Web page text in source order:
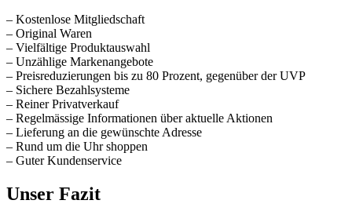
– Kostenlose Mitgliedschaft
– Original Waren
– Vielfältige Produktauswahl
– Unzählige Markenangebote
– Preisreduzierungen bis zu 80 Prozent, gegenüber der UVP
– Sichere Bezahlsysteme
– Reiner Privatverkauf
– Regelmässige Informationen über aktuelle Aktionen
– Lieferung an die gewünschte Adresse
– Rund um die Uhr shoppen
– Guter Kundenservice
Unser Fazit